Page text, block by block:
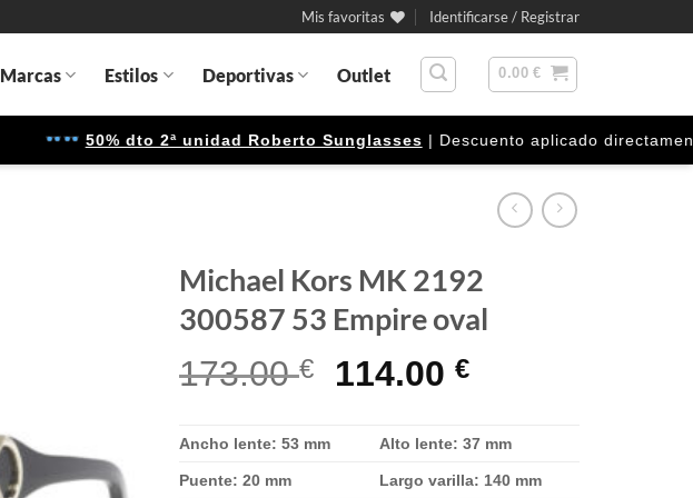
Mis favoritas Identificarse / Registrar
Marcas Estilos Deportivas Outlet 0.00€
50% dto 2ª unidad Roberto Sunglasses | Descuento aplicado directamente en
Michael Kors MK 2192
300587 53 Empire oval
173.00€
El
original
era:
114.00 €El
actual
es:
Ancho lente: 53 mm Alto lente: 37 mm
Puente: 20 mm Largo varilla: 140 mm